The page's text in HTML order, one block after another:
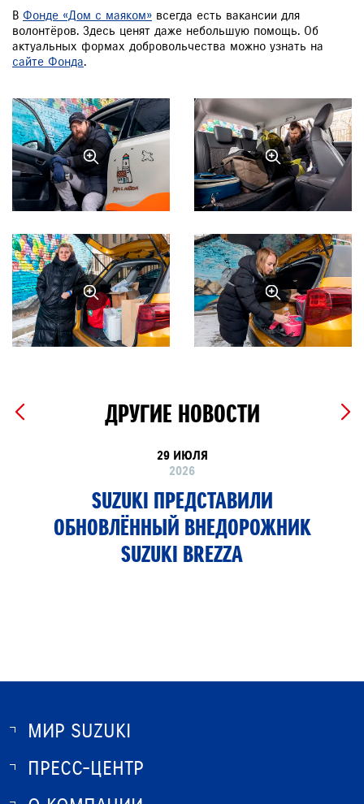
В Фонде «Дом с маяком» всегда есть вакансии для
волонтёров. Здесь ценят даже небольшую помощь. Об
актуальных формах добровольчества можно узнать на
сайте Фонда.
ДРУГИЕ НОВОСТИ
29 ИЮЛЯ
2026
SUZUKI ПРЕДСТАВИЛИ
ОБНОВЛЁННЫЙ ВНЕДОРОЖНИК
SUZUKI BREZZA
МИР SUZUKI
О SUZUKI
ПРЕСС-ЦЕНТР